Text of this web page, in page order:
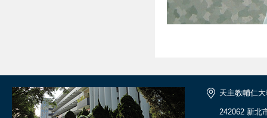
天主教輔仁
242062 新北